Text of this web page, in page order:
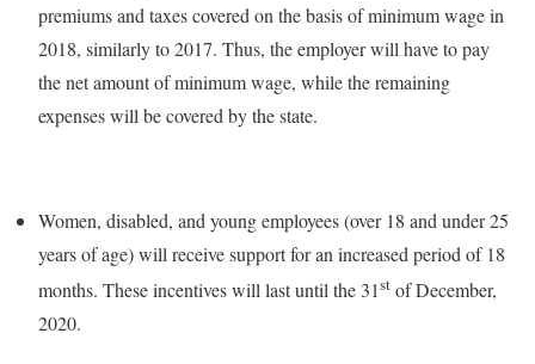
premiums and taxes covered on the basis of minimum wage in
2018, similarly to 2017. Thus, the employer will have to pay
the net amount of minimum wage, while the remaining
expenses will be covered by the state.
Women, disabled, and young employees (over 18 and under 25
years of age) will receive support for an increased period of 18
months. These incentives will last until the 31st of December,
2020.